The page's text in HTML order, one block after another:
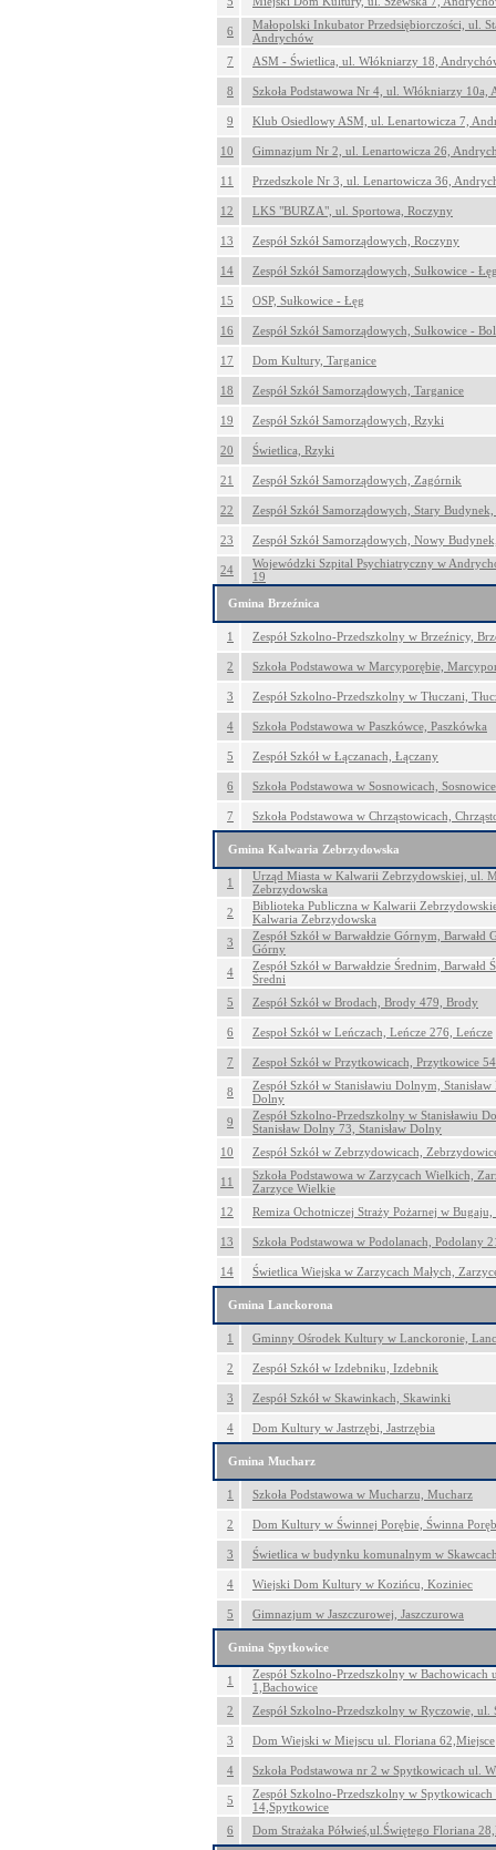
6
Małopolski Inkubator Przedsiębiorczości, ul.
Andrychów
7
ASM - Świetlica, ul. Włókniarzy 18,
8 Szkoła Podstawowa Nr 4, ul. Włókniarzy 10a,
9 Klub Osiedlowy ASM, ul. Lenartowicza 7,
10 Gimnazjum Nr 2, ul. Lenartowicza 26,
11 Przedszkole Nr 3, ul. Lenartowicza 36,
12 LKS "BURZA", ul. Sportowa, Roczyny
13 Zespół Szkół Samorządowych, Roczyny
14 Zespół Szkół Samorządowych, Sułkowice -
15 OSP, Sułkowice - Łęg
16 Zespół Szkół Samorządowych, Sułkowice -
17 Dom Kultury, Targanice
18 Zespół Szkół Samorządowych, Targanice
19 Zespół Szkół Samorządowych, Rzyki
20 Świetlica, Rzyki
21 Zespół Szkół Samorządowych, Zagórnik
22 Zespół Szkół Samorządowych, Stary Budynek,
23 Zespół Szkół Samorządowych, Nowy
24
Wojewódzki Szpital Psychiatryczny w
19
Gmina Brzeźnica
1 Zespół Szkolno-Przedszkolny w Brzeźnicy,
2 Szkoła Podstawowa w Marcyporębie,
3 Zespół Szkolno-Przedszkolny w Tłuczani,
4 Szkoła Podstawowa w Paszkówce, Paszkówka
5 Zespół Szkół w Łączanach, Łączany
6 Szkoła Podstawowa w Sosnowicach, Sosnowice
7 Szkoła Podstawowa w Chrząstowicach,
Gmina Kalwaria Zebrzydowska
1
Urząd Miasta w Kalwarii Zebrzydowskiej, ul.
Zebrzydowska
2
Biblioteka Publiczna w Kalwarii
Kalwaria Zebrzydowska
3
Zespół Szkół w Barwałdzie Górnym, Barwałd
Górny
4
Zespół Szkół w Barwałdzie Średnim, Barwałd
Średni
5
Zespół Szkół w Brodach, Brody 479, Brody
6 Zespoł Szkół w Leńczach, Leńcze 276, Leńcze
7 Zespoł Szkół w Przytkowicach, Przytkowice
8
Zespół Szkół w Stanisławiu Dolnym,
Dolny
9
Zespół Szkolno-Przedszkolny w Stanisławiu
Stanisław Dolny 73, Stanisław Dolny
10
Zespół Szkół w Zebrzydowicach,
11
Szkoła Podstawowa w Zarzycach Wielkich,
Zarzyce Wielkie
12
Remiza Ochotniczej Straży Pożarnej w Bugaju,
13 Szkoła Podstawowa w Podolanach, Podolany
14 Świetlica Wiejska w Zarzycach Małych,
Gmina Lanckorona
1 Gminny Ośrodek Kultury w Lanckoronie,
2 Zespół Szkół w Izdebniku, Izdebnik
3 Zespół Szkół w Skawinkach, Skawinki
4 Dom Kultury w Jastrzębi, Jastrzębia
Gmina Mucharz
1 Szkoła Podstawowa w Mucharzu, Mucharz
2 Dom Kultury w Świnnej Porębie, Świnna
3 Świetlica w budynku komunalnym w
4 Wiejski Dom Kultury w Kozińcu, Koziniec
5 Gimnazjum w Jaszczurowej, Jaszczurowa
Gmina Spytkowice
1
Zespół Szkolno-Przedszkolny w Bachowicach
1,Bachowice
2
Zespół Szkolno-Przedszkolny w Ryczowie, ul.
3 Dom Wiejski w Miejscu ul. Floriana 62,Miejsce
4 Szkoła Podstawowa nr 2 w Spytkowicach ul.
5
Zespół Szkolno-Przedszkolny w
14,Spytkowice
6
Dom Strażaka Półwieś,ul.Świętego Floriana